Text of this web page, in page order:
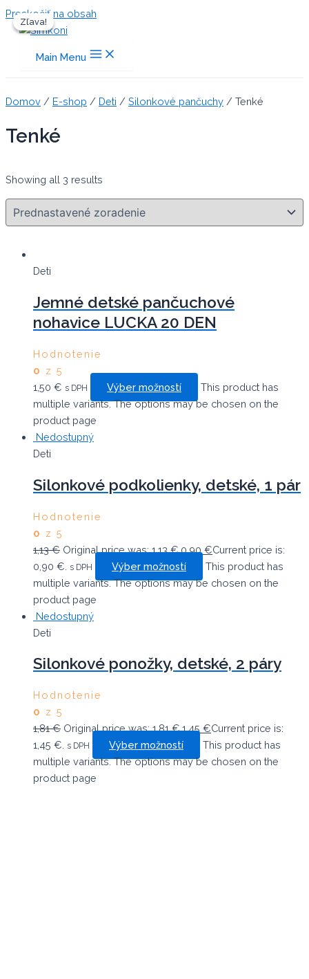
Preskočiť na obsah
Main Menu
Domov / E-shop / Deti / Silonkové pančuchy / Tenké
Tenké
Showing all 3 results
Deti
Jemné detské pančuchové
nohavice LUCKA 20 DEN
Hodnotenie
0 z 5
1,50 € s DPH Výber možností
This product has
multiple variants. The options may be chosen on the
product page
Nedostupný
Zľava!
Deti
Silonkové podkolienky, detské, 1 pár
Hodnotenie
0 z 5
1,13€ Original price was: 1,13 €.0,90€Current price is:
0,90 €.
s DPH Výber možností
This product has
multiple variants. The options may be chosen on the
product page
Nedostupný
Zľava!
Deti
Silonkové ponožky, detské, 2 páry
Hodnotenie
0 z 5
1,81€ Original price was: 1,81 €.1,45 €Current price is:
1,45 €.
s DPH Výber možností
This product has
multiple variants. The options may be chosen on the
product page